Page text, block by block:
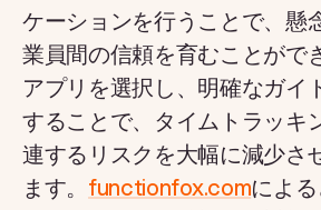
ケーションを行うことで、懸
業員間の信頼を育むことがで
アプリを選択し、明確なガイ
することで、タイムトラッキ
連するリスクを大幅に減少さ
ます。 functionfox.comによ